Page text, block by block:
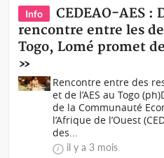
Info
CEDEAO-AES :
rencontre entre les
Togo, Lomé promet
»
Rencontre entre des
et de l’AES au Togo
de la Communauté
l’Afrique de l’Ouest
des...
il y a 3 mois